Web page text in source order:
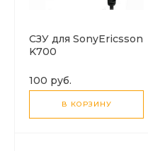
СЗУ для SonyEricsson
K700
100 руб.
В КОРЗИНУ